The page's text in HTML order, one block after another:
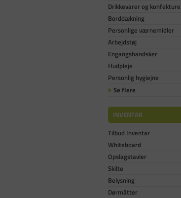
Drikkevarer og konfekture
Borddækning
Personlige værnemidler
Arbejdstøj
Engangshandsker
Hudpleje
Personlig hygiejne
Se flere
INVENTAR
Tilbud Inventar
Whiteboard
Opslagstavler
Skilte
Belysning
Dørmåtter